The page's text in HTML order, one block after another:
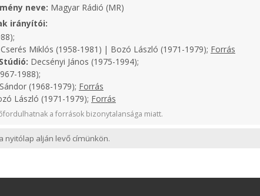
neve: Magyar Rádió (MR)
irányítói:
Cserés Miklós (1958-1981) | Bozó László (1971-1979); Forrás
Decsényi János (1975-1994);
1988);
(1968-1979); Forrás
László (1971-1979); Forrás
a források bizonytalansága miatt.
nyitólap alján levő címünkön.